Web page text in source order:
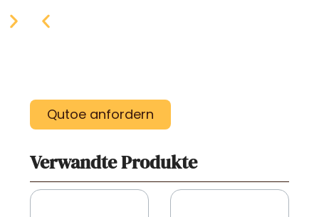
Qutoe anfordern
Verwandte Produkte